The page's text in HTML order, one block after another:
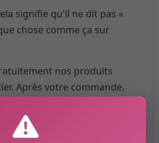
signifie qu'il ne dit pas «
chose comme ça sur
nos produits
Après votre commande,
sera expédiée, vous
d'expédition avec le